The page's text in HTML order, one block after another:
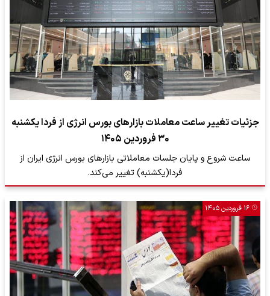
جزئیات تغییر ساعت معاملات بازارهای بورس انرژی از فردا یکشنبه
۳۰ فروردین ۱۴۰۵
ساعت شروع و پایان جلسات معاملاتی بازارهای بورس انرژی ایران از
فردا(یکشنبه) تغییر می‌کند.
۱۶ فروردین ۱۴۰۵